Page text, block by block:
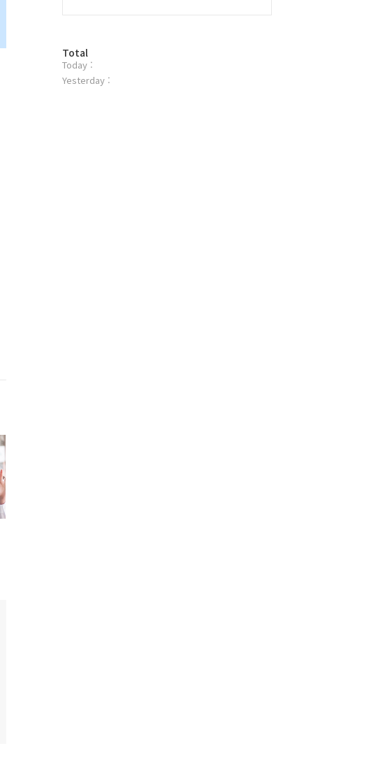
방
문
자
Total
Today :
Yesterday :